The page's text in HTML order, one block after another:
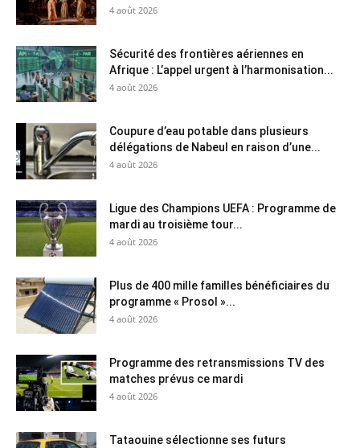
4 août 2026
Sécurité des frontières aériennes en
Afrique : L’appel urgent à l’harmonisation...
4 août 2026
Coupure d’eau potable dans plusieurs
délégations de Nabeul en raison d’une...
4 août 2026
Ligue des Champions UEFA : Programme de
mardi au troisième tour...
4 août 2026
Plus de 400 mille familles bénéficiaires du
programme « Prosol »...
4 août 2026
Programme des retransmissions TV des
matches prévus ce mardi
4 août 2026
Tataouine sélectionne ses futurs